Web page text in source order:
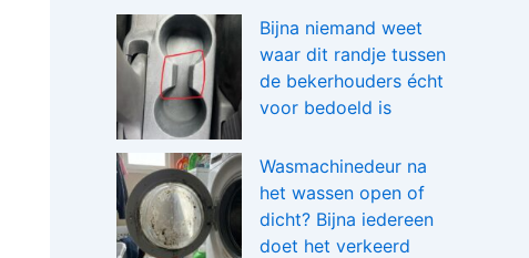
Bijna niemand weet
waar dit randje tussen
de bekerhouders écht
voor bedoeld is
Wasmachinedeur na
het wassen open of
dicht? Bijna iedereen
doet het verkeerd